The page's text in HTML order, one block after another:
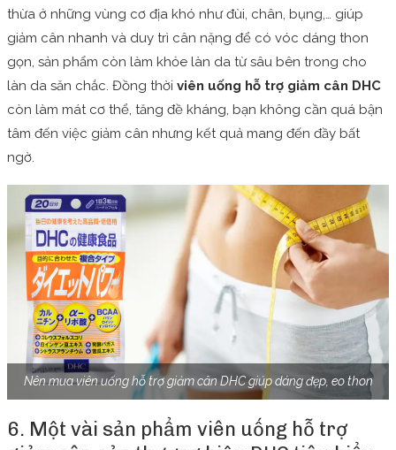
thừa ở những vùng cơ địa khó như đùi, chân, bụng,… giúp
giảm cân nhanh và duy trì cân nặng để có vóc dáng thon
gọn, sản phẩm còn làm khỏe làn da từ sâu bên trong cho
làn da săn chắc. Đồng thời viên uống hỗ trợ giảm cân DHC
còn làm mát cơ thể, tăng đề kháng, bạn không cần quá bận
tâm đến việc giảm cân nhưng kết quả mang đến đầy bất
ngờ.
Nên mua viên uống hỗ trợ giảm cân DHC giúp dáng đẹp, eo thon
6. Một vài sản phẩm viên uống hỗ trợ